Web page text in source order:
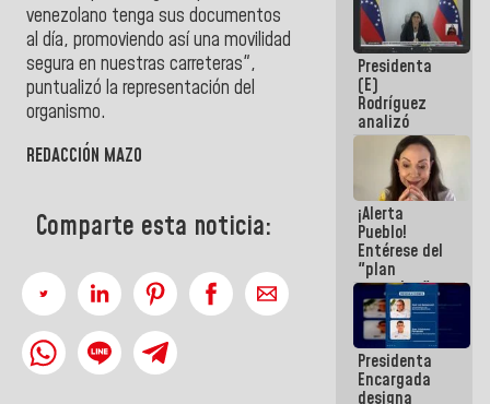
venezolano tenga sus documentos
al día, promoviendo así una movilidad
segura en nuestras carreteras",
puntualizó la representación del
organismo.
REDACCIÓN MAZO
Comparte esta noticia:
escribir
hazlo hoy
por que no
sabemos si
la semana
que viene
hay
programa
Presidenta
(E)
Rodríguez
analizó
junto a
gobernadores
planes de
recuperación
del Sistema
Eléctrico
Nacional
¡Alerta
Pueblo!
Entérese del
"plan
enjambre"
de La Sayo
para
sabotear el
diálogo y
promover el
Presidenta
Encargada
designa